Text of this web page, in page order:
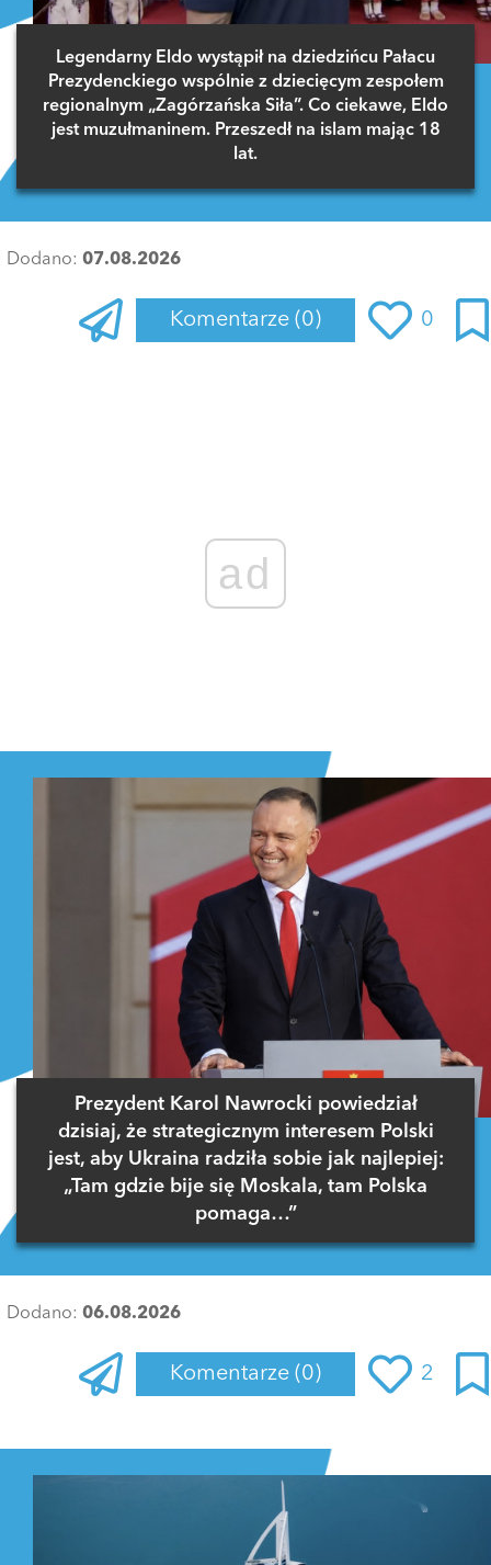
Legendarny Eldo wystąpił na dziedzińcu Pałacu
Prezydenckiego wspólnie z dziecięcym zespołem
regionalnym „Zagórzańska Siła”. Co ciekawe, Eldo
jest muzułmaninem. Przeszedł na islam mając 18
lat.
Dodano: 07.08.2026
Komentarze (0) 0
ad
Prezydent Karol Nawrocki powiedział
dzisiaj, że strategicznym interesem Polski
jest, aby Ukraina radziła sobie jak najlepiej:
„Tam gdzie bije się Moskala, tam Polska
pomaga…”
Dodano: 06.08.2026
Komentarze (0) 2